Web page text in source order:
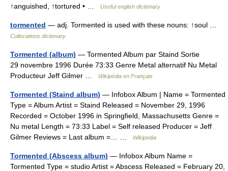
↑anguished, ↑tortured • …
Useful english dictionary
tormented — adj. Tormented is used with these nouns: ↑soul …
Collocations dictionary
Tormented (album) — Tormented Album par Staind Sortie
29 novembre 1996 Durée 73:33 Genre Metal alternatif Nu Metal
Producteur Jeff Gilmer …
Wikipédia en Français
Tormented (Staind album) — Infobox Album | Name = Tormented
Type = Album Artist = Staind Released = November 29, 1996
Recorded = October 1996 in Springfield, Massachusetts Genre =
Nu metal Length = 73:33 Label = Self released Producer = Jeff
Gilmer Reviews = Last album =… …
Wikipedia
Tormented (Abscess album) — Infobox Album Name =
Tormented Type = studio Artist = Abscess Released = February 20,